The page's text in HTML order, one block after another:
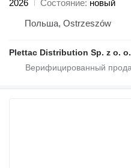
2026
Состояние новый
Польша, Ostrzeszów
Plettac Distribution Sp. z o. o.